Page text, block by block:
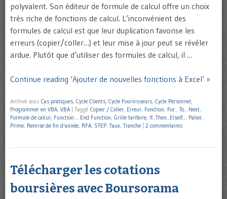
polyvalent. Son éditeur de formule de calcul offre un choix
très riche de fonctions de calcul. L’inconvénient des
formules de calcul est que leur duplication favorise les
erreurs (copier/coller…) et leur mise à jour peut se révéler
ardue. Plutôt que d’utiliser des formules de calcul, il …
Continue reading ‘Ajouter de nouvelles fonctions à Excel’ »
Archivé sous Cas pratiques, Cycle Clients, Cycle Fournisseurs, Cycle Personnel,
Programmer en VBA, VBA Taggé Copier / Coller, Erreur, Fonction, For... To... Next,
Formule de calcul, Function… End Function, Grille tarifaire, If...Then...ElseIf..., Palier,
Prime, Remise de fin d'année, RFA, STEP, Taux, Tranche 2 commentaires
Télécharger les cotations
boursières avec Boursorama